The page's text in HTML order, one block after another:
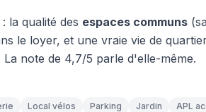
la qualité des espaces communs
le loyer, et une vraie vie de
note de 4,7/5 parle d'elle-même.
Local vélos Parking Jardin APL